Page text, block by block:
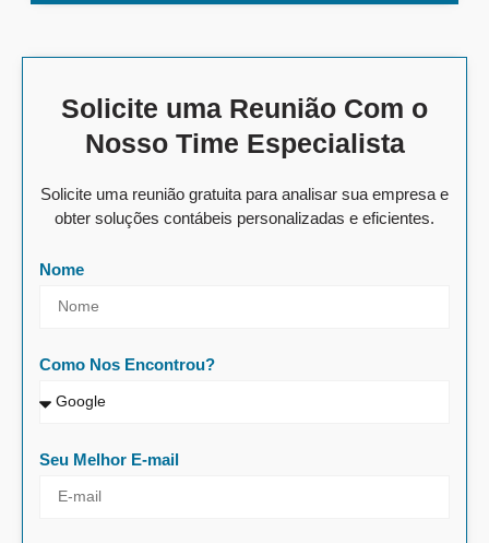
Solicite uma Reunião Com o
Nosso Time Especialista
Solicite uma reunião gratuita para analisar sua empresa e
obter soluções contábeis personalizadas e eficientes.
Nome
Como Nos Encontrou?
Seu Melhor E-mail